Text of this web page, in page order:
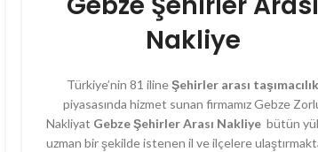
Nakliye
Türkiye’nin 81 ilineŞehirler arası taşımacılık
piyasasında hizmet sunan firmamız Gebze
Nakliyat Gebze Şehirler Arası Nakliye bütün
uzman bir şekilde istenen il ve ilçelere